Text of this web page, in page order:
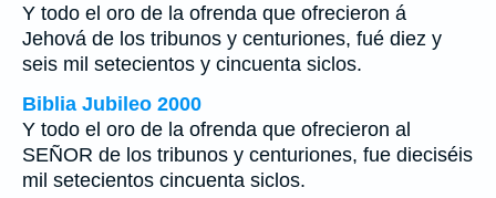
Y todo el oro de la ofrenda que ofrecieron á
Jehová de los tribunos y centuriones, fué diez y
seis mil setecientos y cincuenta siclos.
Biblia Jubileo 2000
Y todo el oro de la ofrenda que ofrecieron al
SEÑOR de los tribunos y centuriones, fue dieciséis
mil setecientos cincuenta siclos.